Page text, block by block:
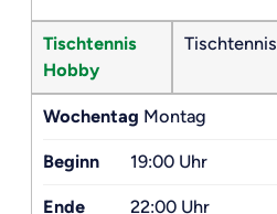
Tischtennis
Hobby
Tischtennis
Wochentag Montag
Beginn 19:00 Uhr
Ende 22:00 Uhr